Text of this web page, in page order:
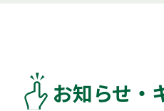
お知らせ・